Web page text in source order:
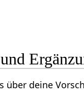
deine